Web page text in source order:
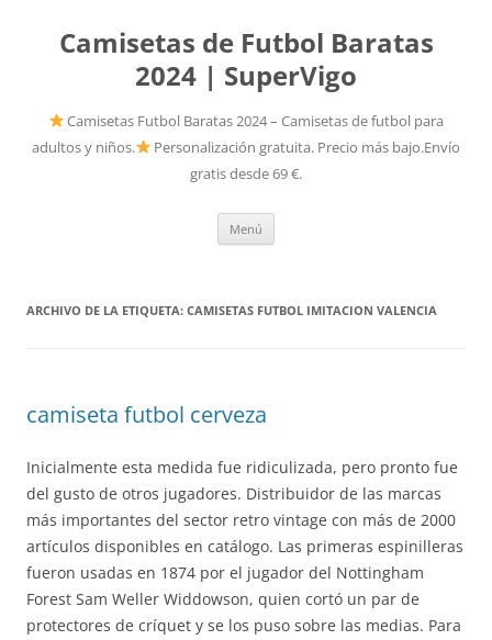
Camisetas de Futbol Baratas
2024 | SuperVigo
Camisetas Futbol Baratas 2024 – Camisetas de futbol para
adultos y niños.
Personalización gratuita. Precio más bajo.Envío
gratis desde 69 €.
Menú
ARCHIVO DE LA ETIQUETA: CAMISETAS FUTBOL IMITACION VALENCIA
camiseta futbol cerveza
Inicialmente esta medida fue ridiculizada, pero pronto fue
del gusto de otros jugadores. Distribuidor de las marcas
más importantes del sector retro vintage con más de 2000
artículos disponibles en catálogo. Las primeras espinilleras
fueron usadas en 1874 por el jugador del Nottingham
Forest Sam Weller Widdowson, quien cortó un par de
protectores de críquet y se los puso sobre las medias. Para